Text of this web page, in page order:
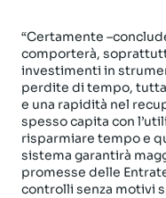
“Certamente
comporterà,
investimenti in
perdite di tempo,
e una rapidità nel
spesso capita con
risparmiare tempo e
sistema garantirà
promesse delle
controlli senza motivi